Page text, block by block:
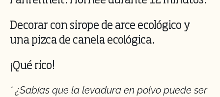
Decorar con sirope de arce ecológico y
una pizca de canela ecológica.
¡Qué rico!
* ¿Sabías que la levadura en polvo puede ser